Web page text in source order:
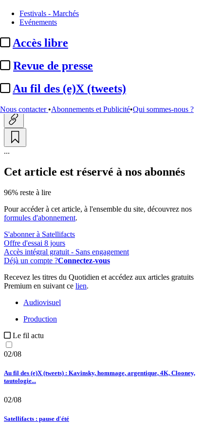
Festivals - Marchés
Evénements
Accès libre
Revue de presse
Au fil des (e)X (tweets)
Nous contacter •Abonnements et Publicité•Qui sommes-nous ?
Banijay Kids & Family :
mandat international de la
série préscolaire ...
Actualité n° 350475|Publié le 01 juil. 2026 10:56
...
Cet article est réservé à nos abonnés
96% reste à lire
Pour accéder à cet article, à l'ensemble du site, découvrez nos
formules d'abonnement.
S'abonner à Satellifacts
Offre d'essai 8 jours
Accès intégral gratuit - Sans engagement
Déjà un compte ?Connectez-vous
Recevez les titres du Quotidien et accédez aux articles gratuits
Premium en suivant ce lien.
Audiovisuel
Production
Le fil actu
02/08
Au fil des (e)X (tweets) : Kavinsky, hommage, argentique, 4K, Clooney,
tautologie...
02/08
Satellifacts : pause d'été